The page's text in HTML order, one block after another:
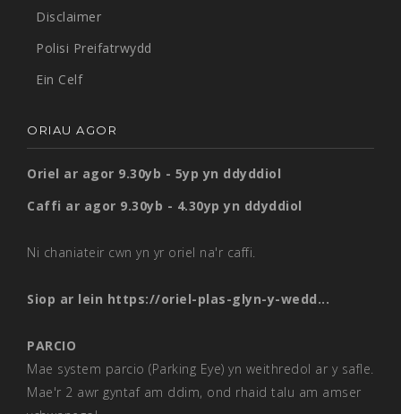
Disclaimer
Polisi Preifatrwydd
Ein Celf
ORIAU AGOR
Oriel ar agor 9.30yb - 5yp yn ddyddiol
Caffi ar agor 9.30yb - 4.30yp yn ddyddiol
Ni chaniateir cwn yn yr oriel na'r caffi.
Siop ar lein https://oriel-plas-glyn-y-wedd...
PARCIO
Mae system parcio (Parking Eye) yn weithredol ar y safle.
Mae'r 2 awr gyntaf am ddim, ond rhaid talu am amser